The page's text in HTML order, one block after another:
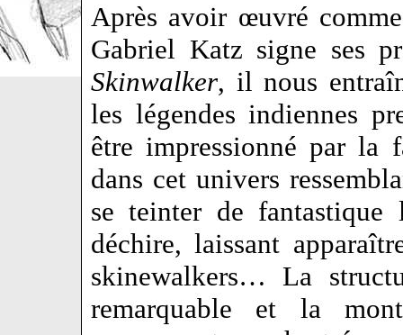
Après avoir œuvré
Gabriel Katz signe ses
Skinwalker, il nous
les légendes indiennes
être impressionné par la
dans cet univers
se teinter de
déchire, laissant
skinewalkers… La
remarquable et la